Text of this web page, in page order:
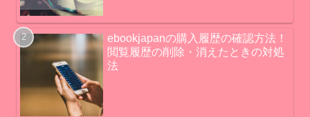
ebookjapanの購入履歴の確認方法！
閲覧履歴の削除・消えたときの対処
法